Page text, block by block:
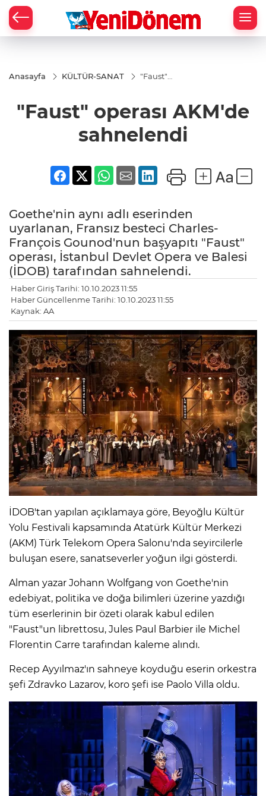
Anasayfa KÜLTÜR-SANAT
"Faust"
sahnelendi
"Faust" operası AKM'de
sahnelendi
Goethe'nin aynı adlı eserinden
uyarlanan, Fransız besteci Charles-
François Gounod'nun başyapıtı "Faust"
operası, İstanbul Devlet Opera ve Balesi
(İDOB) tarafından sahnelendi.
Haber Giriş Tarihi: 10.10.2023 11:55
Haber Güncellenme Tarihi: 10.10.2023 11:55
Kaynak: AA
İDOB'tan yapılan açıklamaya göre, Beyoğlu Kültür
Yolu Festivali kapsamında Atatürk Kültür Merkezi
(AKM) Türk Telekom Opera Salonu'nda seyircilerle
buluşan esere, sanatseverler yoğun ilgi gösterdi.
Alman yazar Johann Wolfgang von Goethe'nin
edebiyat, politika ve doğa bilimleri üzerine yazdığı
tüm eserlerinin bir özeti olarak kabul edilen
"Faust"un librettosu, Jules Paul Barbier ile Michel
Florentin Carre tarafından kaleme alındı.
Recep Ayyılmaz'ın sahneye koyduğu eserin orkestra
şefi Zdravko Lazarov, koro şefi ise Paolo Villa oldu.